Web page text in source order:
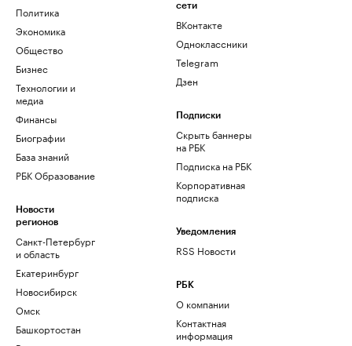
Политика
Экономика
Общество
Бизнес
Технологии и
медиа
Финансы
Биографии
База знаний
РБК Образование
Новости
регионов
Санкт-Петербург
и область
Екатеринбург
Новосибирск
Омск
Башкортостан
сети
ВКонтакте
Одноклассники
Telegram
Дзен
Подписки
Скрыть баннеры
на РБК
Подписка на РБК
Корпоративная
подписка
Уведомления
RSS Новости
РБК
О компании
Контактная
информация